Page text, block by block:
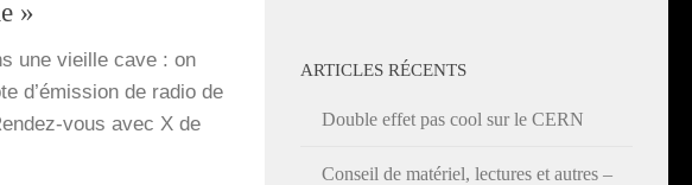
»
une vieille cave : on
d’é­mis­sion de radio de
vous avec X de
ARTICLES RÉCENTS
Double effet pas cool sur le CERN
Conseil de matériel, lectures et autres –